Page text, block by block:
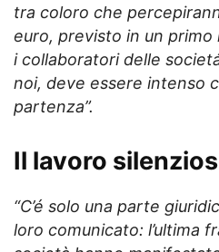
tra coloro che
euro, previsto in un
i collaboratori delle
noi, deve essere intenso
partenza”.
Il lavoro
“C’é solo una parte
loro comunicato: l’ultima